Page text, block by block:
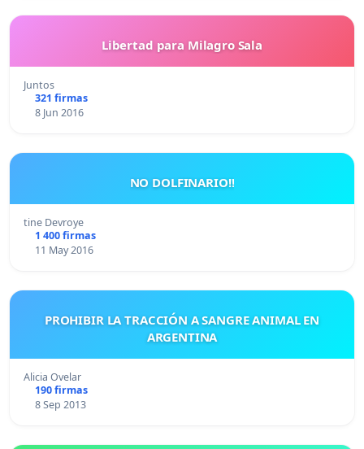
Libertad para Milagro Sala
Juntos
321 firmas
8 Jun 2016
NO DOLFINARIO!!
tine Devroye
1 400 firmas
11 May 2016
PROHIBIR LA TRACCIÓN A SANGRE ANIMAL EN
ARGENTINA
Alicia Ovelar
190 firmas
8 Sep 2013